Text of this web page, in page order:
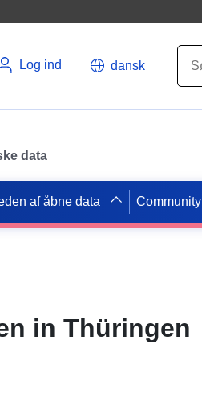
Log ind dansk
data
af åbne data Community
in Thüringen